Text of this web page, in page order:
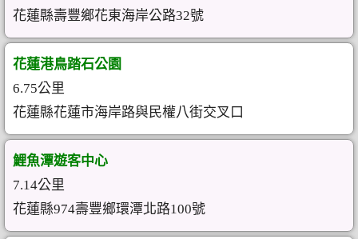
花蓮縣壽豐鄉花東海岸公路32號
花蓮港鳥踏石公園
6.75公里
花蓮縣花蓮市海岸路與民權八街交叉口
鯉魚潭遊客中心
7.14公里
花蓮縣974壽豐鄉環潭北路100號